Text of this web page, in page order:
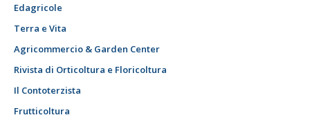
Edagricole
Terra e Vita
Agricommercio & Garden Center
Rivista di Orticoltura e Floricoltura
Il Contoterzista
Frutticoltura